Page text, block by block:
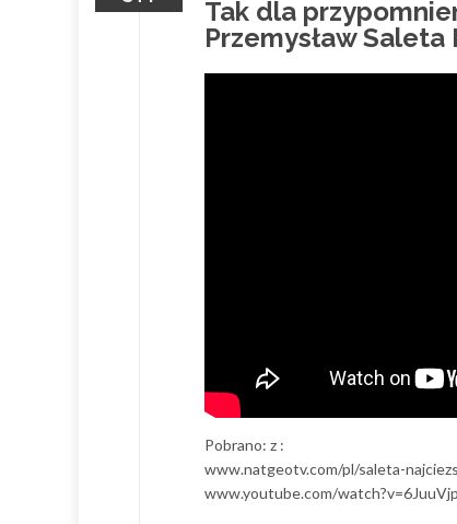
Tak dla
Przemysław
Pobrano: z :
www.natgeotv.com/pl/saleta-
www.youtube.com/